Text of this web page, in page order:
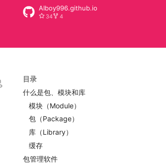
AIboy996.github.io
34 4
目录
什么是包、模块和库
模块（Module）
包（Package）
库（Library）
缓存
包管理软件